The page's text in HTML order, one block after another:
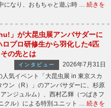
になり、おもちゃと遊ぶ時 … 続きを
」が大昆虫展アンバサダーに
ロプロ研修生から羽化した4匹
の先とは
インタビュー
2026年7月31日
気イベント「大昆虫展 in 東京スカ
ウン（R）」のアンバサダーに、杉原
ンジュルム）、西村乙輝（つばきフ
クル）による特別ユニット … 続きを